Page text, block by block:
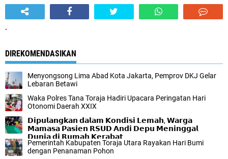
-
DIREKOMENDASIKAN
Menyongsong Lima Abad Kota Jakarta, Pemprov DKJ Gelar
Lebaran Betawi
Waka Polres Tana Toraja Hadiri Upacara Peringatan Hari
Otonomi Daerah XXIX
𝗗𝗶𝗽𝘂𝗹𝗮𝗻𝗴𝗸𝗮𝗻 𝗱𝗮𝗹𝗮𝗺 𝗞𝗼𝗻𝗱𝗶𝘀𝗶 𝗟𝗲𝗺𝗮𝗵, 𝗪𝗮𝗿𝗴𝗮
𝗠𝗮𝗺𝗮𝘀𝗮 𝗣𝗮𝘀𝗶𝗲𝗻 𝗥𝗦𝗨𝗗 𝗔𝗻𝗱𝗶 𝗗𝗲𝗽𝘂 𝗠𝗲𝗻𝗶𝗻𝗴𝗴𝗮𝗹
𝗗𝘂𝗻𝗶𝗮 𝗱𝗶 𝗥𝘂𝗺𝗮𝗵 𝗞𝗲𝗿𝗮𝗯𝗮𝘁
Pemerintah Kabupaten Toraja Utara Rayakan Hari Bumi
dengan Penanaman Pohon